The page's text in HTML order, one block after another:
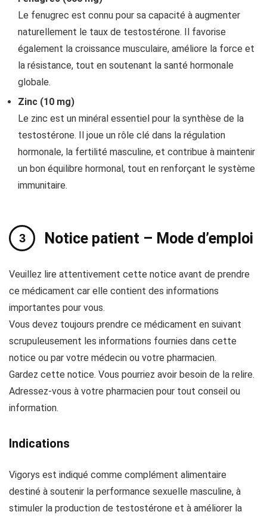
Le fenugrec est connu pour sa capacité à augmenter
naturellement le taux de testostérone. Il favorise
également la croissance musculaire, améliore la force et
la résistance, tout en soutenant la santé hormonale
globale.
Zinc (10 mg)
Le zinc est un minéral essentiel pour la synthèse de la
testostérone. Il joue un rôle clé dans la régulation
hormonale, la fertilité masculine, et contribue à maintenir
un bon équilibre hormonal, tout en renforçant le système
immunitaire.
Notice patient – Mode d’emploi
Veuillez lire attentivement cette notice avant de prendre
ce médicament car elle contient des informations
importantes pour vous.
Vous devez toujours prendre ce médicament en suivant
scrupuleusement les informations fournies dans cette
notice ou par votre médecin ou votre pharmacien.
Gardez cette notice. Vous pourriez avoir besoin de la relire.
Adressez-vous à votre pharmacien pour tout conseil ou
information.
Indications
Vigorys est indiqué comme complément alimentaire
destiné à soutenir la performance sexuelle masculine, à
stimuler la production de testostérone et à améliorer la